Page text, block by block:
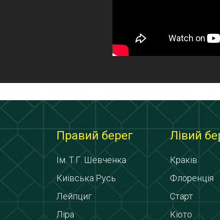
Правий берег
Ім. Т.Г. Шевченка
Київська Русь
Лейпциг
Ліра
Лівий
Краків
Флоренція
Старт
Кіото